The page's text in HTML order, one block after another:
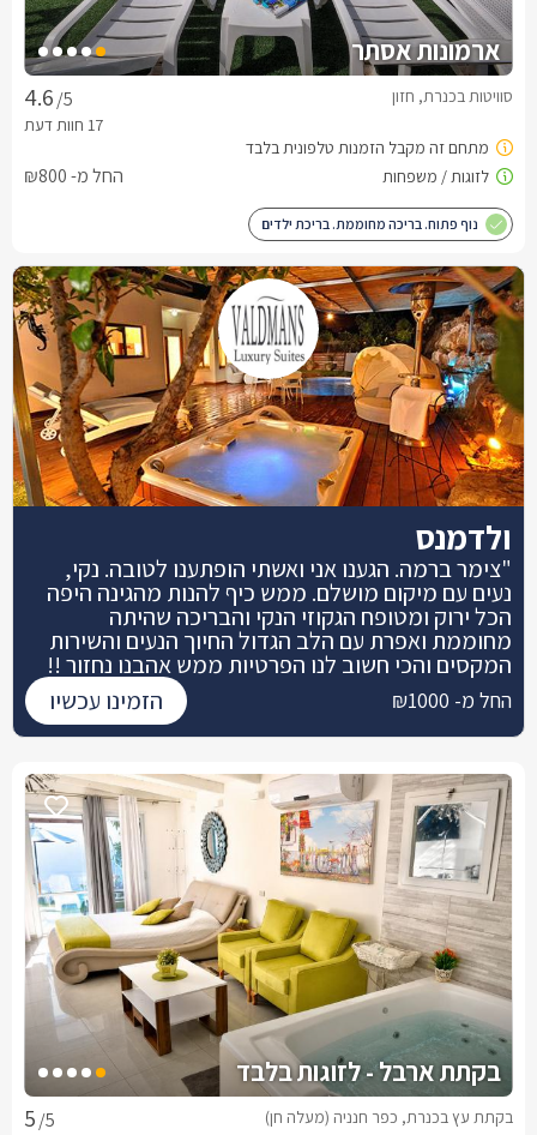
ארמונות אסתר
/5 סוויטות בכנרת, חזון
החל מ- ₪800
נוף פתוח. בריכה מחוממת. בריכת ילדים
בקתת ארבל - לזוגות בלבד
/5 בקתת עץ בכנרת, כפר חנניה (מעלה חן)
ולדמנס
"צימר ברמה. הגענו אני ואשתי הופתענו לטובה. נקי,
נעים עם מיקום מושלם. ממש כיף להנות מהגינה היפה
הכל ירוק ומטופח הגקוזי הנקי והבריכה שהיתה
מחוממת ואפרת עם הלב הגדול החיוך הנעים והשירות
המקסים והכי חשוב לנו הפרטיות ממש אהבנו נחזור !!
החל מ- ₪1000 הזמינו עכשיו